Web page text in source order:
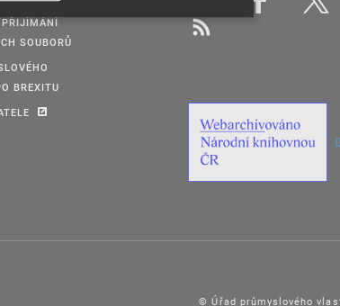
PŘIJÍMÁNÍ
SOUBORŮ
BREXITU
© Úřad průmyslového